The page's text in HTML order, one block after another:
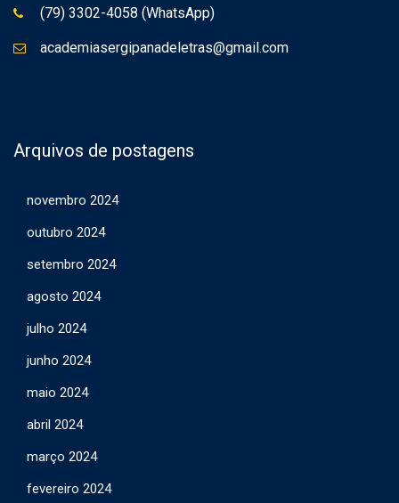
(79) 3302-4058 (WhatsApp)
academiasergipanadeletras@gmail.com
Arquivos de postagens
novembro 2024
outubro 2024
setembro 2024
agosto 2024
julho 2024
junho 2024
maio 2024
abril 2024
março 2024
fevereiro 2024